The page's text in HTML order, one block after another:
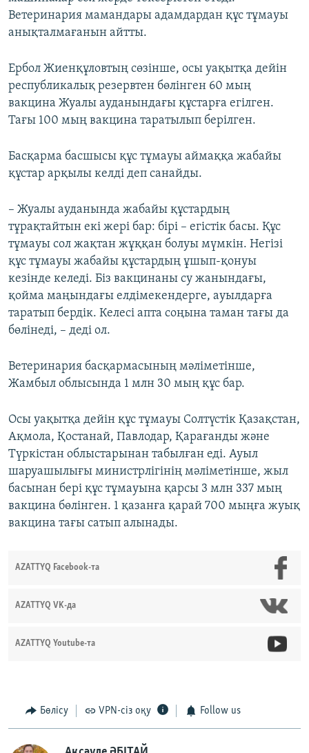
Ветеринария мамандары адамдардан құс тұмауы
анықталмағанын айтты.
Ербол Жиенқұловтың сөзінше, осы уақытқа дейін
республикалық резервтен бөлінген 60 мың
вакцина Жуалы ауданындағы құстарға егілген.
Тағы 100 мың вакцина таратылып берілген.
Басқарма басшысы құс тұмауы аймаққа жабайы
құстар арқылы келді деп санайды.
– Жуалы ауданында жабайы құстардың
тұрақтайтын екі жері бар: бірі – егістік басы. Құс
тұмауы сол жақтан жұққан болуы мүмкін. Негізі
құс тұмауы жабайы құстардың ұшып-қонуы
кезінде келеді. Біз вакцинаны су жанындағы,
қойма маңындағы елдімекендерге, ауылдарға
таратып бердік. Келесі апта соңына таман тағы да
бөлінеді, – деді ол.
Ветеринария басқармасының мәліметінше,
Жамбыл облысында 1 млн 30 мың құс бар.
Осы уақытқа дейін құс тұмауы Солтүстік Қазақстан,
Ақмола, Қостанай, Павлодар, Қарағанды және
Түркістан облыстарынан табылған еді. Ауыл
шаруашылығы министрлігінің мәліметінше, жыл
басынан бері құс тұмауына қарсы 3 млн 337 мың
вакцина бөлінген. 1 қазанға қарай 700 мыңға жуық
вакцина тағы сатып алынады.
AZATTYQ Facebook-та
AZATTYQ VK-да
AZATTYQ Youtube-та
Бөлісу VPN-сіз оқу Follow us